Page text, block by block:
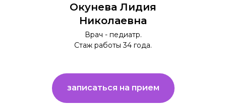
Окунева Лидия
Николаевна
Врач - педиатр.
Стаж работы 34 года.
записаться на прием